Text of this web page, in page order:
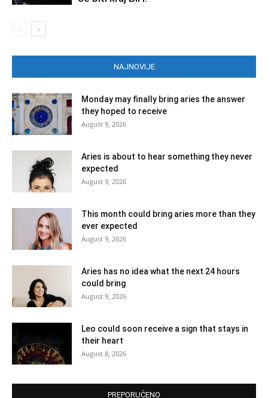
NAJNOVIJE
Monday may finally bring aries the answer
they hoped to receive
August 9, 2026
Aries is about to hear something they never
expected
August 9, 2026
This month could bring aries more than they
ever expected
August 9, 2026
Aries has no idea what the next 24 hours
could bring
August 9, 2026
Leo could soon receive a sign that stays in
their heart
August 8, 2026
PREPORUČENO